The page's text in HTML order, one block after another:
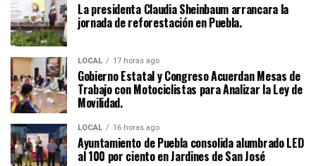
La presidenta Claudia Sheinbaum arrancara la
jornada de reforestación en Puebla.
LOCAL 17 horas ago
Gobierno Estatal y Congreso Acuerdan Mesas de
Trabajo con Motociclistas para Analizar la Ley de
Movilidad.
LOCAL 16 horas ago
Ayuntamiento de Puebla consolida alumbrado LED
al 100 por ciento en Jardines de San José